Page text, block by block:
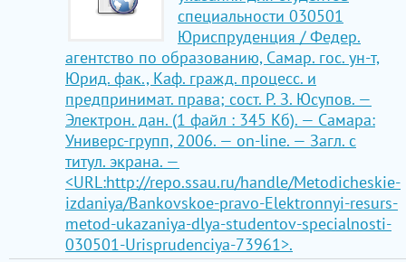
специальности 030501
Юриспруденция / Федер.
агентство по образованию, Самар. гос. ун-т,
Юрид. фак., Каф. гражд. процесс. и
предпринимат. права; сост. Р. З. Юсупов. —
Электрон. дан. (1 файл : 345 Кб). — Самара:
Универс-групп, 2006. — on-line. — Загл. с
титул. экрана. —
<URL:http://repo.ssau.ru/handle/Metodicheskie-
izdaniya/Bankovskoe-pravo-Elektronnyi-resurs-
metod-ukazaniya-dlya-studentov-specialnosti-
030501-Urisprudenciya-73961>.